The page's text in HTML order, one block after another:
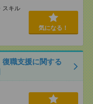
キル
気になる！
復職支援に関する